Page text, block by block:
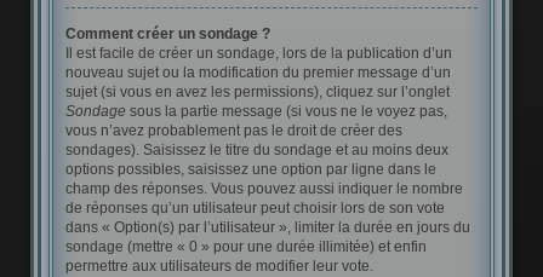
Comment créer un sondage ?
Il est facile de créer un sondage, lors de la publication d’un
nouveau sujet ou la modification du premier message d’un
sujet (si vous en avez les permissions), cliquez sur l’onglet
Sondage sous la partie message (si vous ne le voyez pas,
vous n’avez probablement pas le droit de créer des
sondages). Saisissez le titre du sondage et au moins deux
options possibles, saisissez une option par ligne dans le
champ des réponses. Vous pouvez aussi indiquer le nombre
de réponses qu’un utilisateur peut choisir lors de son vote
dans « Option(s) par l’utilisateur », limiter la durée en jours du
sondage (mettre « 0 » pour une durée illimitée) et enfin
permettre aux utilisateurs de modifier leur vote.